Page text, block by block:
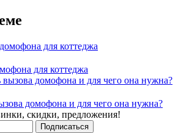
для коттеджа
домофона и для чего она нужна?
скидки, предложения!